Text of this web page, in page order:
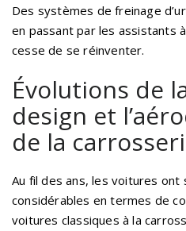
Des systèmes de freinage
en passant par les assistants
cesse de se réinventer.
Évolutions de
design et
de la
Au fil des ans, les voitures ont
considérables en termes de
voitures classiques à la